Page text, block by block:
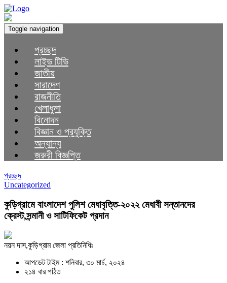
Toggle navigation
প্রচ্ছদ
লাইভ টিভি
জাতীয়
সারাদেশ
রাজনীতি
খেলাধুলা
বিনোদন
বিজ্ঞান ও প্রযুক্তি
অন্যান্য
জরুরী বিজ্ঞপ্তি
প্রচ্ছদ
Uncategorized
কুড়িগ্রামে বাংলাদেশ পুলিশ মেধাবৃত্তি-২০২২ মেধাবী সন্তানদের
ক্রেস্ট,সন্মানী ও সাটিফিকেট প্রদান
নয়ন দাস,কুড়িগ্রাম জেলা প্রতিনিধিঃ
আপডেট টাইম : শনিবার, ৩০ মার্চ, ২০২৪
২১৪ বার পঠিত